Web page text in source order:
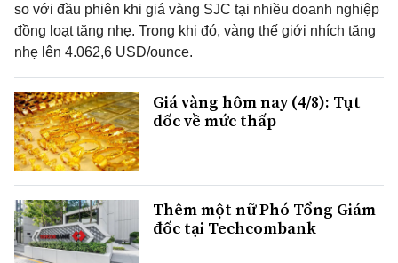
so với đầu phiên khi giá vàng SJC tại nhiều doanh nghiệp
đồng loạt tăng nhẹ. Trong khi đó, vàng thế giới nhích tăng
nhẹ lên 4.062,6 USD/ounce.
Giá vàng hôm nay (4/8): Tụt
dốc về mức thấp
Thêm một nữ Phó Tổng Giám
đốc tại Techcombank